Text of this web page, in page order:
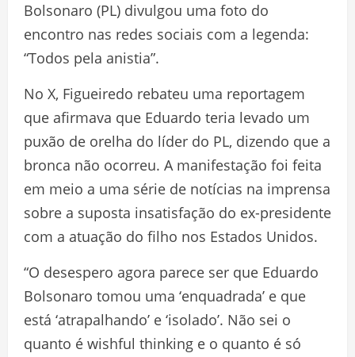
Bolsonaro (PL) divulgou uma foto do
encontro nas redes sociais com a legenda:
“Todos pela anistia”.
No X, Figueiredo rebateu uma reportagem
que afirmava que Eduardo teria levado um
puxão de orelha do líder do PL, dizendo que a
bronca não ocorreu. A manifestação foi feita
em meio a uma série de notícias na imprensa
sobre a suposta insatisfação do ex-presidente
com a atuação do filho nos Estados Unidos.
“O desespero agora parece ser que Eduardo
Bolsonaro tomou uma ‘enquadrada’ e que
está ‘atrapalhando’ e ‘isolado’. Não sei o
quanto é wishful thinking e o quanto é só